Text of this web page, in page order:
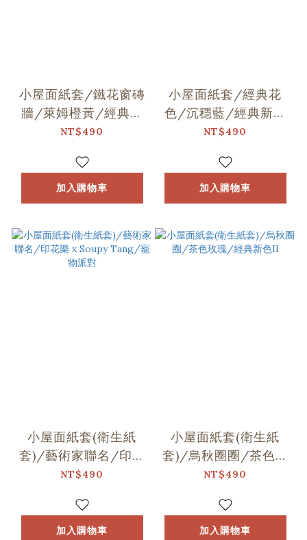
小屋面紙套/鐵花窗磚
牆/萊姆橙黃/經典新
色IV
NT$490
加入購物車
小屋面紙套/經典花
色/沉穩藍/經典新色
IV
NT$490
加入購物車
小屋面紙套(衛生紙
套)/藝術家聯名/印花
樂 x Soupy Tang/寵
NT$490
加入購物車
小屋面紙套(衛生紙
套)/烏秋圈圈/茶色玫
瑰/經典新色II
NT$490
加入購物車